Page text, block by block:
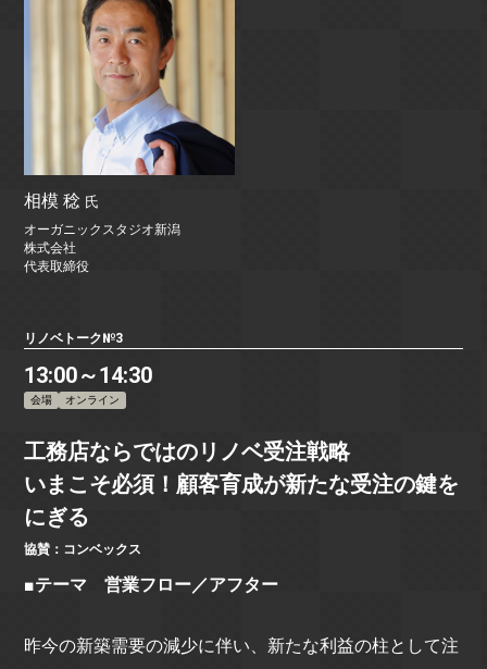
相模 稔 氏
オーガニックスタジオ新潟
株式会社
代表取締役
リノベトーク№3
13:00～14:30
会場 オンライン
工務店ならではのリノベ受注戦略
いまこそ必須！顧客育成が新たな受注の鍵を
にぎる
協賛：コンベックス
■テーマ 営業フロー／アフター
昨今の新築需要の減少に伴い、新たな利益の柱として注